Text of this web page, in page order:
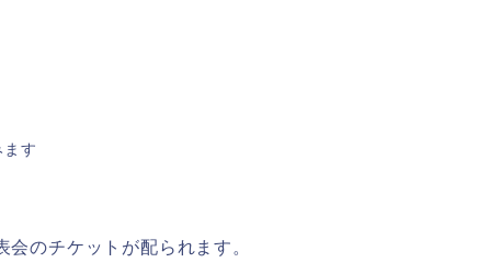
す
のチケットが配られます。